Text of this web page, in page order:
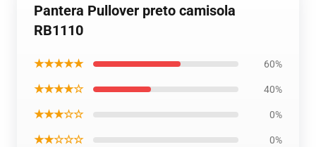
Pantera Pullover preto camisola
RB1110
★★★★★ 60%
★★★★☆ 40%
★★★☆☆ 0%
★★☆☆☆ 0%